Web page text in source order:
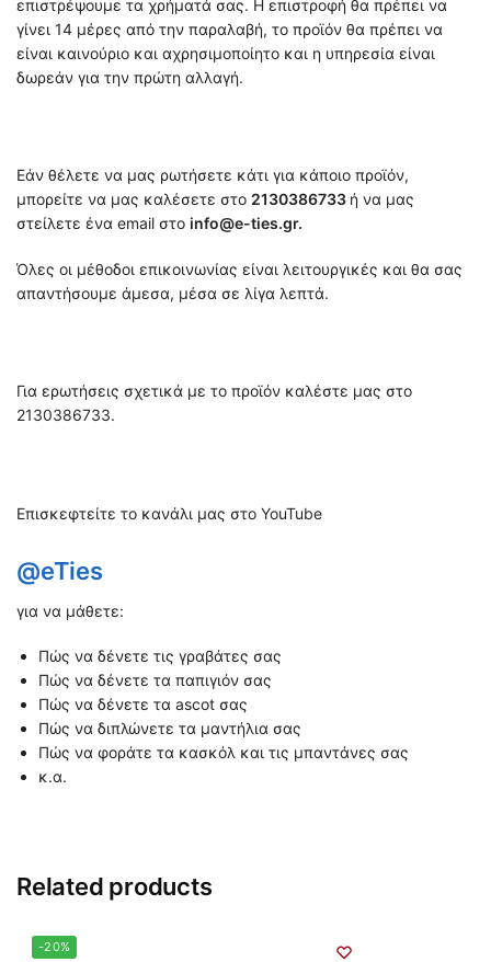
επιστρέψουμε τα χρήματά σας. Η επιστροφή θα πρέπει να
γίνει 14 μέρες από την παραλαβή, το προϊόν θα πρέπει να
είναι καινούριο και αχρησιμοποίητο και η υπηρεσία είναι
δωρεάν για την πρώτη αλλαγή.
Εάν θέλετε να μας ρωτήσετε κάτι για κάποιο προϊόν,
μπορείτε να μας καλέσετε στο 2130386733 ή να μας
στείλετε ένα email στο info@e-ties.gr.
Όλες οι μέθοδοι επικοινωνίας είναι λειτουργικές και θα σας
απαντήσουμε άμεσα, μέσα σε λίγα λεπτά.
Για ερωτήσεις σχετικά με το προϊόν καλέστε μας στο
2130386733.
Επισκεφτείτε το κανάλι μας στο YouTube
@eTies
για να μάθετε:
Πώς να δένετε τις γραβάτες σας
Πώς να δένετε τα παπιγιόν σας
Πώς να δένετε τα ascot σας
Πώς να διπλώνετε τα μαντήλια σας
Πώς να φοράτε τα κασκόλ και τις μπαντάνες σας
κ.α.
Related products
-20%